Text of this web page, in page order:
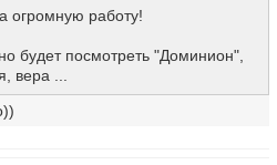
огромную работу!
будет посмотреть "Доминион",
вера ...